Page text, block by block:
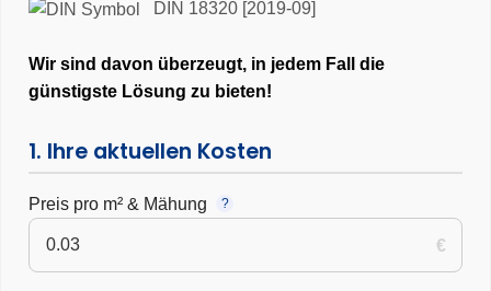
DIN 18320 [2019-09]
Wir sind davon überzeugt, in jedem Fall die
günstigste Lösung zu bieten!
1. Ihre aktuellen Kosten
Preis pro m² & Mähung ?
€